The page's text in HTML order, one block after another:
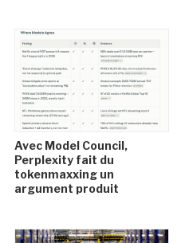
Avec Model Council,
Perplexity fait du
tokenmaxxing un
argument produit